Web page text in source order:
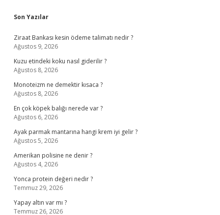
Sidebar
Son Yazılar
Ziraat Bankası kesin ödeme talimatı nedir ?
Ağustos 9, 2026
Kuzu etindeki koku nasıl giderilir ?
Ağustos 8, 2026
Monoteizm ne demektir kısaca ?
Ağustos 8, 2026
En çok köpek balığı nerede var ?
Ağustos 6, 2026
Ayak parmak mantarına hangi krem iyi gelir ?
Ağustos 5, 2026
Amerikan polisine ne denir ?
Ağustos 4, 2026
Yonca protein değeri nedir ?
Temmuz 29, 2026
Yapay altın var mı ?
Temmuz 26, 2026